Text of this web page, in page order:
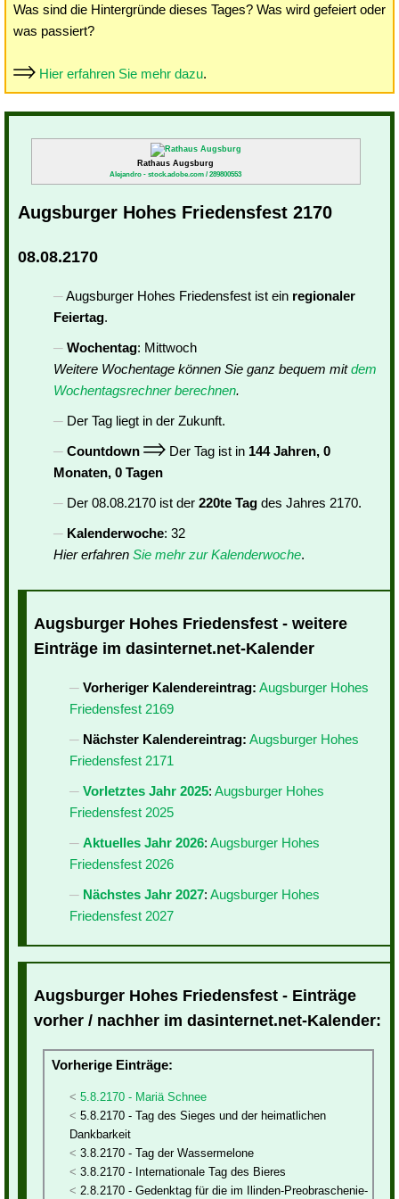
Was sind die Hintergründe dieses Tages? Was wird gefeiert oder
was passiert?
Hier erfahren Sie mehr dazu.
Rathaus Augsburg
Alejandro - stock.adobe.com / 289800553
Augsburger Hohes Friedensfest 2170
08.08.2170
Augsburger Hohes Friedensfest ist ein regionaler
Feiertag.
Wochentag: Mittwoch
Weitere Wochentage können Sie ganz bequem mitdem
Wochentagsrechner berechnen.
Der Tag liegt in der Zukunft.
Countdown
Der Tag ist in 144 Jahren, 0
Monaten, 0 Tagen
Der 08.08.2170 ist der 220te Tag des Jahres 2170.
Kalenderwoche: 32
Hier erfahren Sie mehr zur Kalenderwoche.
Augsburger Hohes Friedensfest - weitere
Einträge im dasinternet.net-Kalender
Vorheriger Kalendereintrag: Augsburger Hohes
Friedensfest 2169
Nächster Kalendereintrag: Augsburger Hohes
Friedensfest 2171
Vorletztes Jahr 2025: Augsburger Hohes
Friedensfest 2025
Aktuelles Jahr 2026: Augsburger Hohes
Friedensfest 2026
Nächstes Jahr 2027: Augsburger Hohes
Friedensfest 2027
Augsburger Hohes Friedensfest - Einträge
vorher / nachher im dasinternet.net-Kalender:
Vorherige Einträge:
5.8.2170 - Mariä Schnee
5.8.2170 - Tag des Sieges und der heimatlichen
Dankbarkeit
3.8.2170 - Tag der Wassermelone
3.8.2170 - Internationale Tag des Bieres
2.8.2170 - Gedenktag für die im Ilinden-Preobraschenie-